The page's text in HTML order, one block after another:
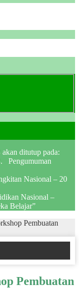
ditutup pada:
Pengumuman
Nasional – 20
Nasional –
Belajar”
Pembuatan
Pembuatan